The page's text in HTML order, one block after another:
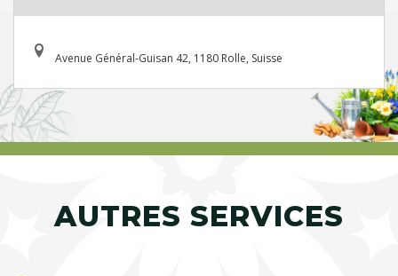
Avenue Général-Guisan 42, 1180 Rolle, Suisse
AUTRES SERVICES